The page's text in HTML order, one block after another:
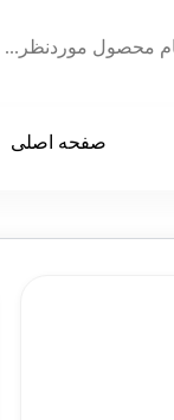
صفحه اصلی